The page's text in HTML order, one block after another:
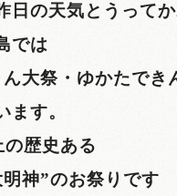
日の天気とうって
では
大祭・ゆかたでき
ます。
歴史ある
神”のお祭りです